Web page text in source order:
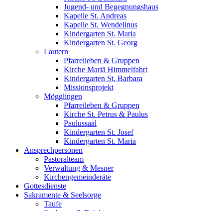
Jugend- und Begegnungshaus
Kapelle St. Andreas
Kapelle St. Wendelinus
Kindergarten St. Maria
Kindergarten St. Georg
Lautern
Pfarreileben & Gruppen
Kirche Mariä Himmelfahrt
Kindergarten St. Barbara
Missionsprojekt
Mögglingen
Pfarreileben & Gruppen
Kirche St. Petrus & Paulus
Paulussaal
Kindergarten St. Josef
Kindergarten St. Maria
Ansprechpersonen
Pastoralteam
Verwaltung & Mesner
Kirchengemeinderäte
Gottesdienste
Sakramente & Seelsorge
Taufe